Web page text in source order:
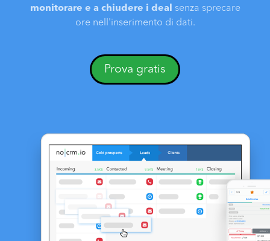
monitorare e a chiudere i deal senza sprecare
ore nell'inserimento di dati.
Prova gratis